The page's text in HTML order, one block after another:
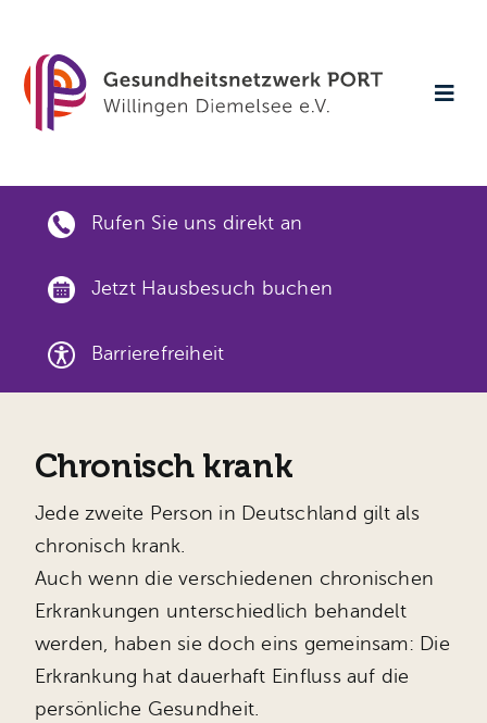
content
Rufen Sie uns direkt an
Jetzt Hausbesuch buchen
Barrierefreiheit
Chronisch krank
Jede zweite Person in Deutschland gilt als
chronisch krank.
Auch wenn die verschiedenen chronischen
Erkrankungen unterschiedlich behandelt
werden, haben sie doch eins gemeinsam: Die
Erkrankung hat dauerhaft Einfluss auf die
persönliche Gesundheit.